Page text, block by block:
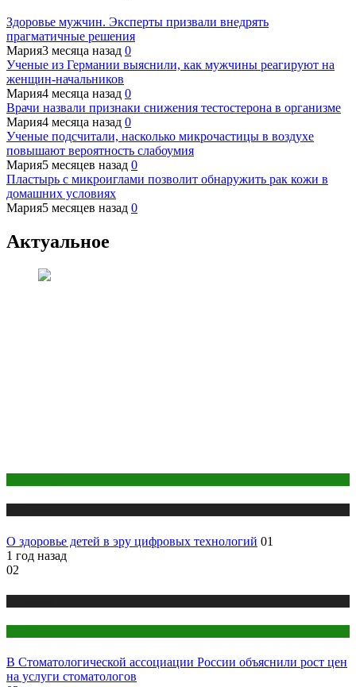
Здоровье мужчин. Эксперты призвали внедрять
прагматичные решения
Мария3 месяца назад 0
Ученые из Германии выяснили, как мужчины реагируют на
женщин-начальников
Мария4 месяца назад 0
Врачи назвали признаки снижения тестостерона в организме
Мария4 месяца назад 0
Ученые подсчитали, насколько микрочастицы в воздухе
повышают вероятность слабоумия
Мария5 месяцев назад 0
Пластырь с микроиглами позволит обнаружить рак кожи в
домашних условиях
Мария5 месяцев назад 0
Актуальное
О здоровье детей в эру цифровых технологий 01
1 год назад
02
В Стоматологической ассоциации России объяснили рост цен
на услуги стоматологов